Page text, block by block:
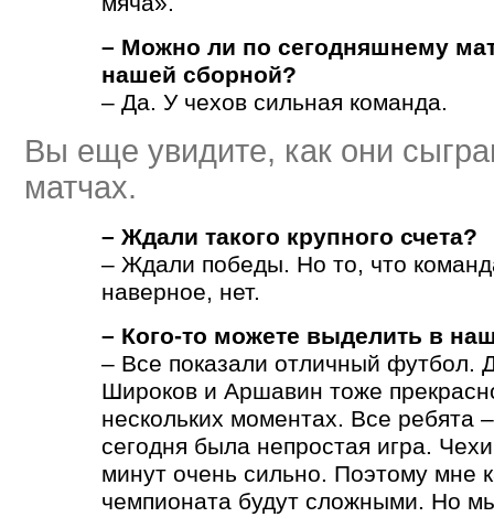
– Можно ли по сегодняшнему
нашей сборной?
– Да. У чехов сильная команда.
Вы еще увидите, как они
матчах.
– Ждали такого крупного счета?
– Ждали победы. Но то, что
наверное, нет.
– Кого-то можете выделить в
– Все показали отличный футбол.
Широков и Аршавин тоже
нескольких моментах. Все
сегодня была непростая игра.
минут очень сильно. Поэтому мне
чемпионата будут сложными. Но